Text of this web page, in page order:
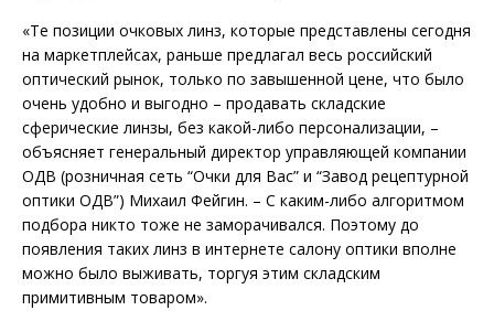
«Те позиции очковых линз, которые представлены сегодня
на маркетплейсах, раньше предлагал весь российский
оптический рынок, только по завышенной цене, что было
очень удобно и выгодно – продавать складские
сферические линзы, без какой-либо персонализации, –
объясняет генеральный директор управляющей компании
ОДВ (розничная сеть “Очки для Вас” и “Завод рецептурной
оптики ОДВ”) Михаил Фейгин. – С каким-либо алгоритмом
подбора никто тоже не заморачивался. Поэтому до
появления таких линз в интернете салону оптики вполне
можно было выживать, торгуя этим складским
примитивным товаром».